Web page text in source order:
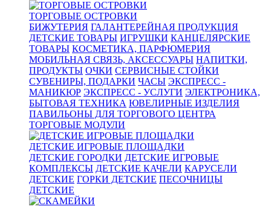
ТОРГОВЫЕ ОСТРОВКИ
БИЖУТЕРИЯ ГАЛАНТЕРЕЙНАЯ ПРОДУКЦИЯ
ДЕТСКИЕ ТОВАРЫ ИГРУШКИ КАНЦЕЛЯРСКИЕ
ТОВАРЫ КОСМЕТИКА, ПАРФЮМЕРИЯ
МОБИЛЬНАЯ СВЯЗЬ, АКСЕССУАРЫ НАПИТКИ,
ПРОДУКТЫ ОЧКИ СЕРВИСНЫЕ СТОЙКИ
СУВЕНИРЫ, ПОДАРКИ ЧАСЫ ЭКСПРЕСС -
МАНИКЮР ЭКСПРЕСС - УСЛУГИ ЭЛЕКТРОНИКА,
БЫТОВАЯ ТЕХНИКА ЮВЕЛИРНЫЕ ИЗДЕЛИЯ
ПАВИЛЬОНЫ ДЛЯ ТОРГОВОГО ЦЕНТРА
ТОРГОВЫЕ МОДУЛИ
ДЕТСКИЕ ИГРОВЫЕ ПЛОЩАДКИ
ДЕТСКИЕ ГОРОДКИ ДЕТСКИЕ ИГРОВЫЕ
КОМПЛЕКСЫ ДЕТСКИЕ КАЧЕЛИ КАРУСЕЛИ
ДЕТСКИЕ ГОРКИ ДЕТСКИЕ ПЕСОЧНИЦЫ
ДЕТСКИЕ